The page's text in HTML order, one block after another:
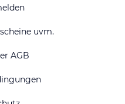
uvm.
AGB